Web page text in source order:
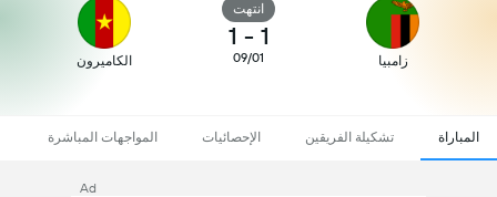
زامبيا
انتهت
1
-
1
09/01 الكاميرون
المباراة تشكيلة الفريقين الإحصائيات المواجهات المباشرة
Ad